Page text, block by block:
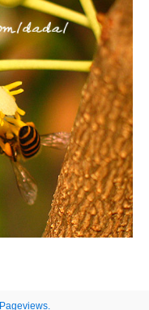
Pageviews.